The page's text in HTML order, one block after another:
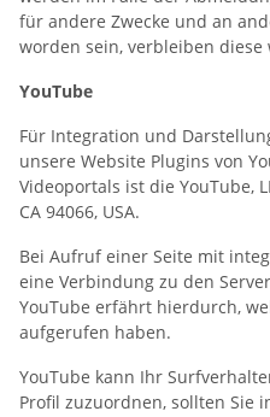
für andere Zwecke und an
worden sein, verbleiben
YouTube
Für Integration und
unsere Website Plugins von
Videoportals ist die YouTube,
CA 94066, USA.
Bei Aufruf einer Seite mit
eine Verbindung zu den
YouTube erfährt hierdurch,
aufgerufen haben.
YouTube kann Ihr
Profil zuzuordnen, sollten Sie